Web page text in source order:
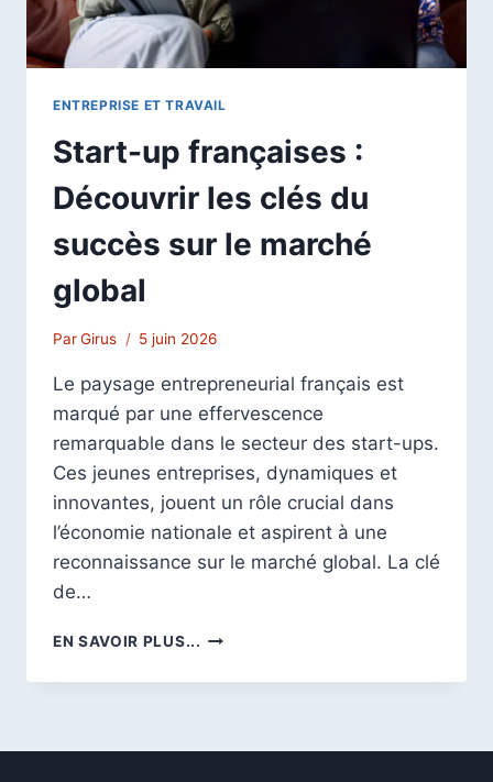
ENTREPRISE ET TRAVAIL
Start-up françaises :
Découvrir les clés du
succès sur le marché
global
ParGirus 5 juin 2026
Le paysage entrepreneurial français est
marqué par une effervescence
remarquable dans le secteur des start-ups.
Ces jeunes entreprises, dynamiques et
innovantes, jouent un rôle crucial dans
l’économie nationale et aspirent à une
reconnaissance sur le marché global. La clé
de…
EN SAVOIR PLUS... START-
FRANÇAISES
LES